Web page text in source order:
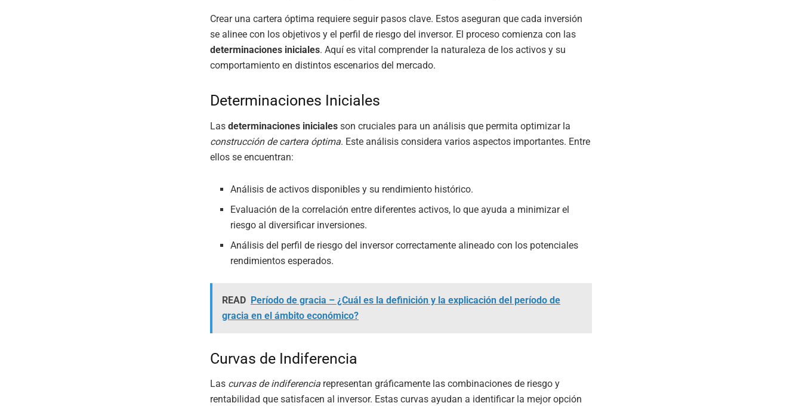
Crear una cartera óptima requiere seguir pasos clave. Estos aseguran que cada inversión
se alinee con los objetivos y el perfil de riesgo del inversor. El proceso comienza con las
determinaciones iniciales. Aquí es vital comprender la naturaleza de los activos y su
comportamiento en distintos escenarios del mercado.
Determinaciones Iniciales
Las determinaciones iniciales son cruciales para un análisis que permita optimizar la
construcción de cartera óptima. Este análisis considera varios aspectos importantes. Entre
ellos se encuentran:
Análisis de activos disponibles y su rendimiento histórico.
Evaluación de la correlación entre diferentes activos, lo que ayuda a minimizar el
riesgo al diversificar inversiones.
Análisis del perfil de riesgo del inversor correctamente alineado con los potenciales
rendimientos esperados.
READ Período de gracia – ¿Cuál es la definición y la explicación del período de
gracia en el ámbito económico?
Curvas de Indiferencia
Las curvas de indiferencia representan gráficamente las combinaciones de riesgo y
rentabilidad que satisfacen al inversor. Estas curvas ayudan a identificar la mejor opción